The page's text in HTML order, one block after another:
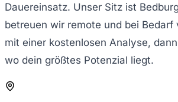
Dauereinsatz. Unser Sitz ist
betreuen wir remote und bei Bedarf
mit einer kostenlosen Analyse,
wo dein größtes Potenzial liegt.